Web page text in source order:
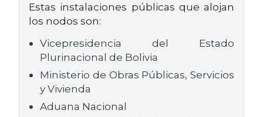
Estas instalaciones públicas que alojan
los nodos son:
Vicepresidencia del Estado
Plurinacional de Bolivia
Ministerio de Obras Públicas, Servicios
y Vivienda
Aduana Nacional